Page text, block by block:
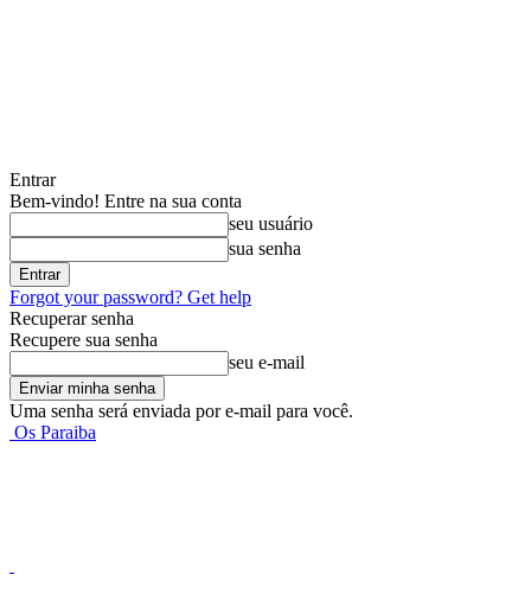
Entrar
Bem-vindo! Entre na sua conta
seu usuário
sua senha
Forgot your password? Get help
Recuperar senha
Recupere sua senha
seu e-mail
Uma senha será enviada por e-mail para você.
Os Paraiba